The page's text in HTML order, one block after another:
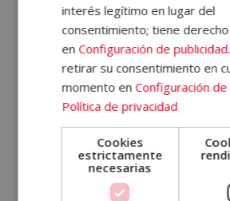
SOLICITA MÁS
Nombre (*)
Apellidos (*)
Teléfono (*)
interés legítimo en lugar del
consentimiento; tiene
enConfiguración de publicidad
retirar su consentimiento en
momento enConfiguración
Política de privacidad
Cookies
estrictamente
necesarias